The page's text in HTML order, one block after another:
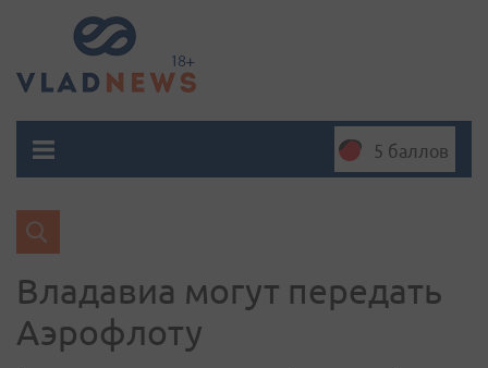
5 баллов
Владавиа могут передать
Аэрофлоту